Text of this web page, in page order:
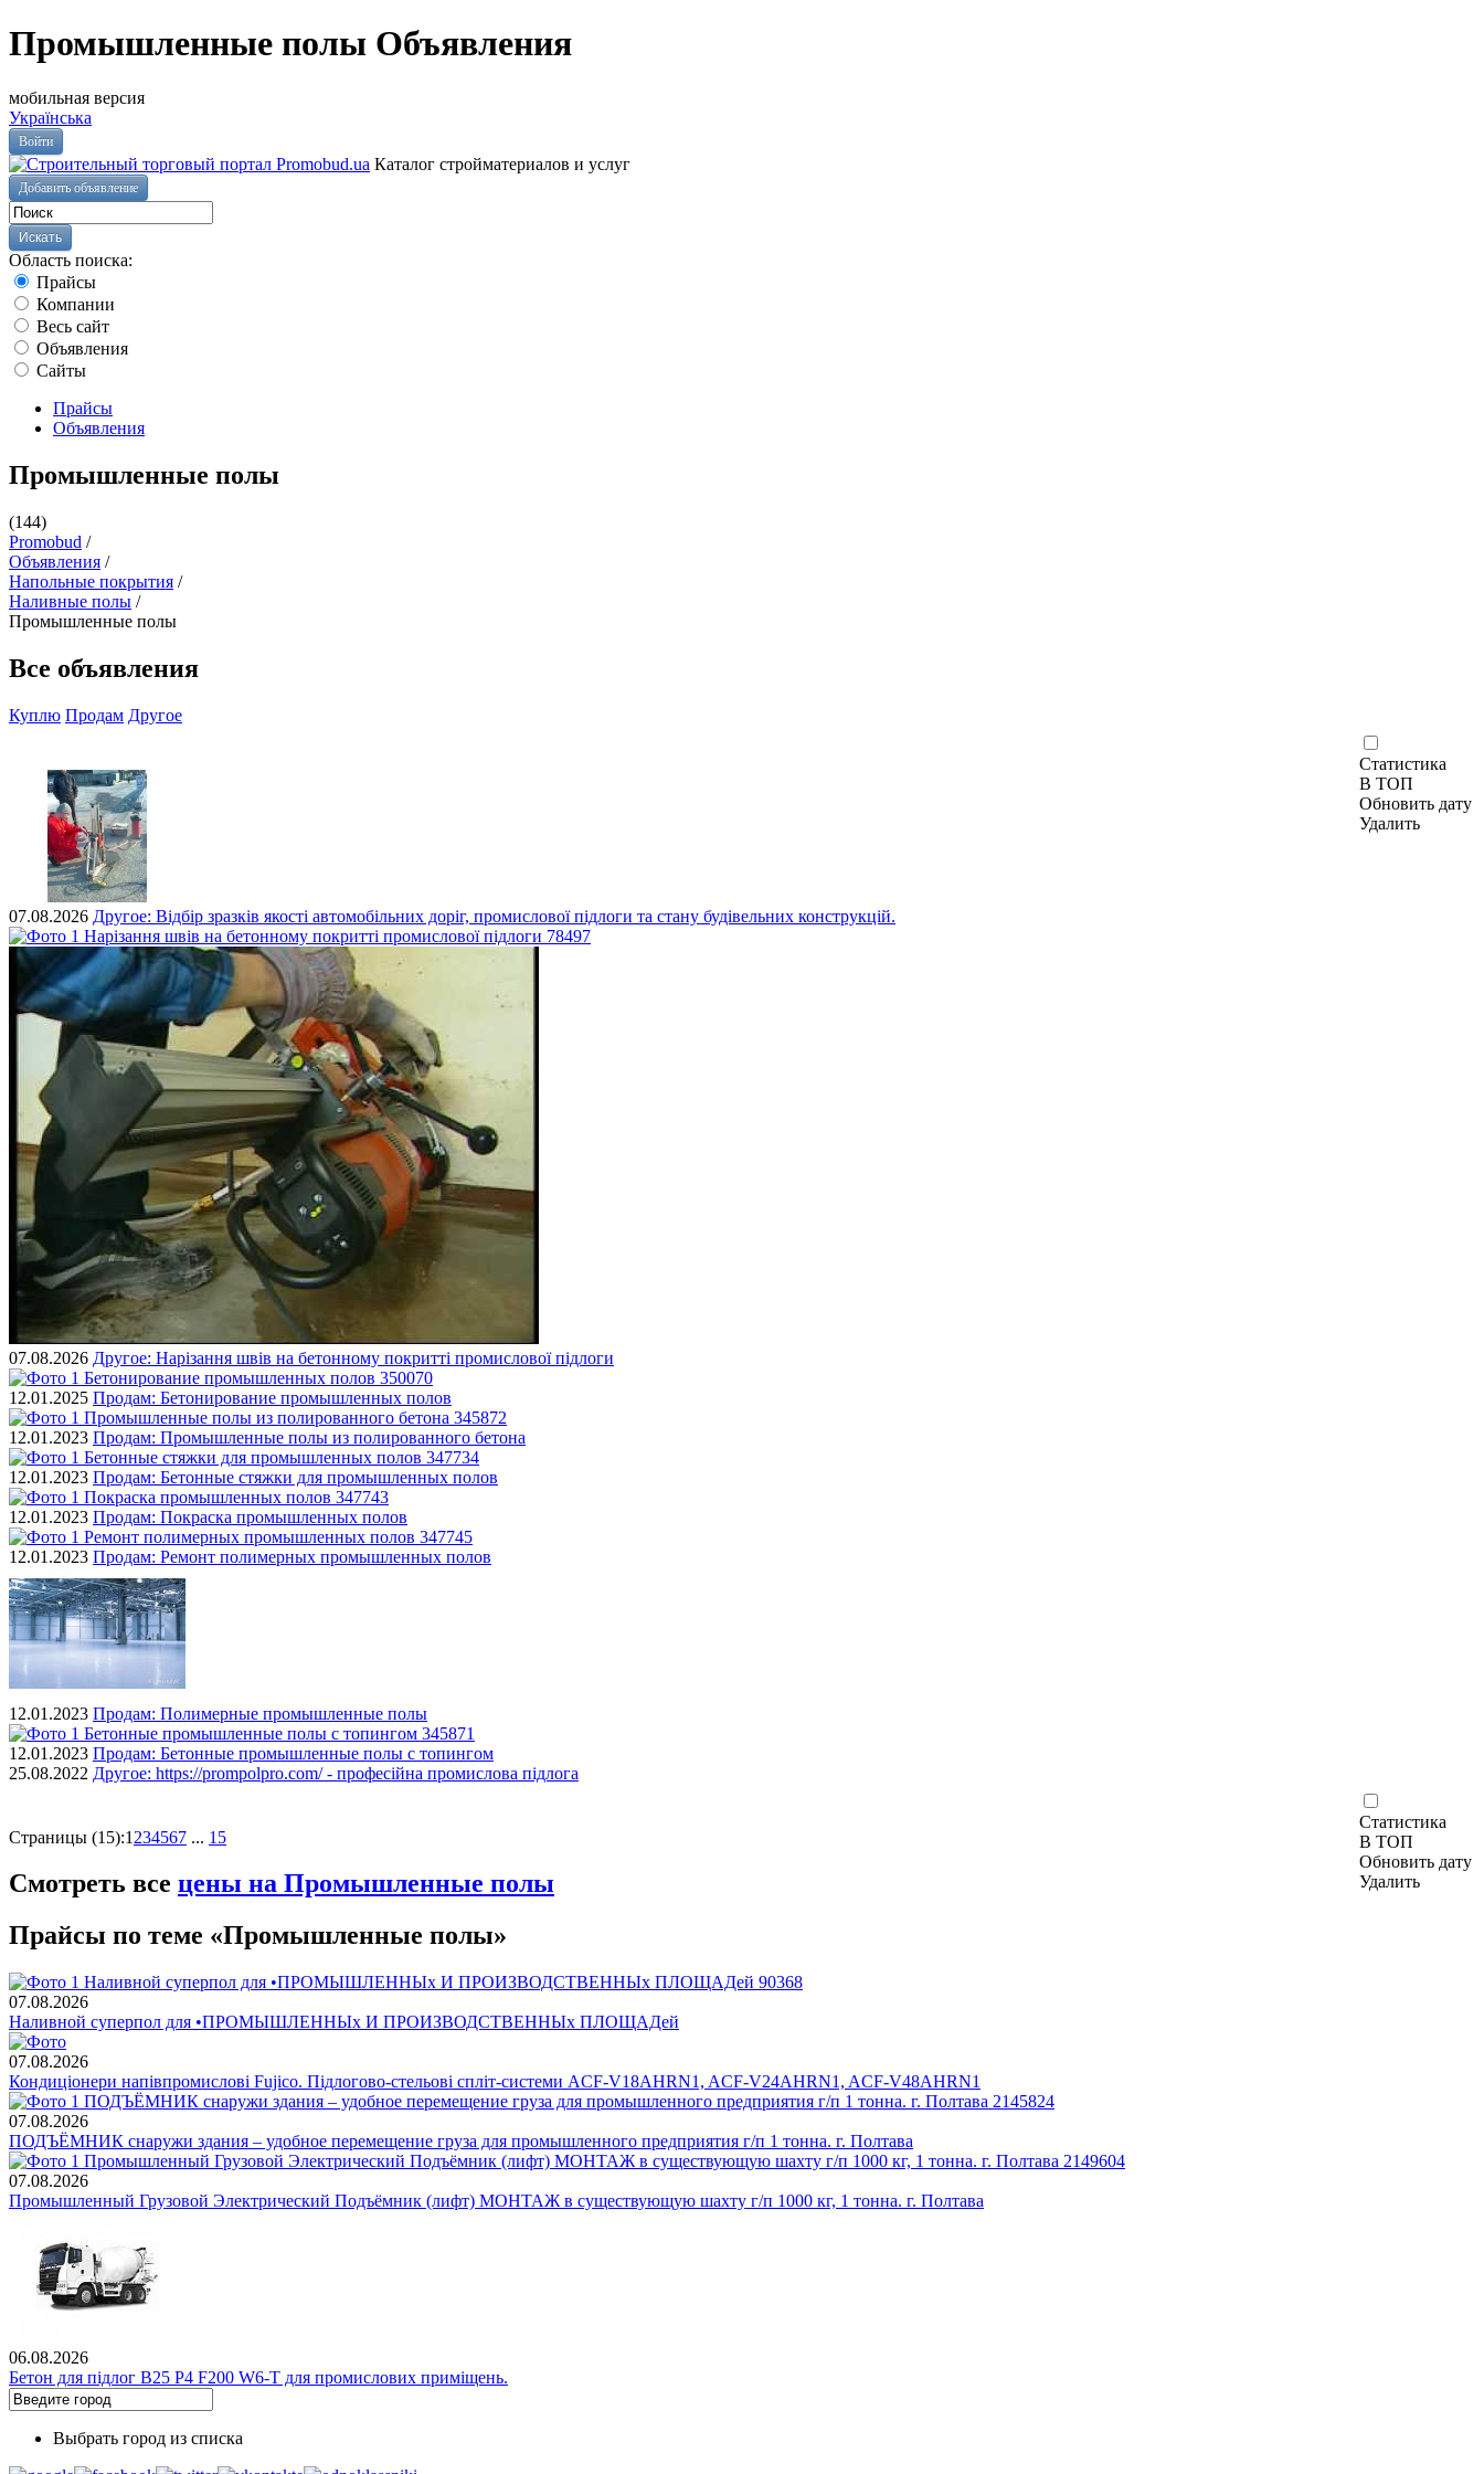
Промышленные полы Объявления
мобильная версия
Українська
Войти
Каталог стройматериалов и услуг
Добавить объявление
Область поиска:
Прайсы
Компании
Весь сайт
Объявления
Сайты
Прайсы
Объявления
Промышленные полы
(144)
Promobud /
Объявления /
Напольные покрытия /
Наливные полы /
Промышленные полы
Все объявления
Куплю Продам Другое
Статистика
В ТОП
Обновить дату
Удалить
07.08.2026 Другое: Відбір зразків якості автомобільних доріг, промислової підлоги та стану будівельних конструкцій.
07.08.2026 Другое: Нарізання швів на бетонному покритті промислової підлоги
12.01.2025 Продам: Бетонирование промышленных полов
12.01.2023 Продам: Промышленные полы из полированного бетона
12.01.2023 Продам: Бетонные стяжки для промышленных полов
12.01.2023 Продам: Покраска промышленных полов
12.01.2023 Продам: Ремонт полимерных промышленных полов
12.01.2023 Продам: Полимерные промышленные полы
12.01.2023 Продам: Бетонные промышленные полы с топингом
25.08.2022 Другое: https://prompolpro.com/ - професійна промислова підлога
Статистика
В ТОП
Обновить дату
Удалить
Страницы (15):1 234567 ... 15
Смотреть все цены на Промышленные полы
Прайсы по теме «Промышленные полы»
07.08.2026
Наливной суперпол для •ПРОМЫШЛЕННЫх И ПРОИЗВОДСТВЕННЫх ПЛОЩАДей
07.08.2026
Кондиціонери напівпромислові Fujico. Підлогово-стельові спліт-системи ACF-V18AHRN1, ACF-V24AHRN1, ACF-V48AHRN1
07.08.2026
ПОДЪЁМНИК снаружи здания – удобное перемещение груза для промышленного предприятия г/п 1 тонна. г. Полтава
07.08.2026
Промышленный Грузовой Электрический Подъёмник (лифт) МОНТАЖ в существующую шахту г/п 1000 кг, 1 тонна. г. Полтава
06.08.2026
Бетон для підлог В25 Р4 F200 W6-Т для промислових приміщень.
Выбрать город из списка